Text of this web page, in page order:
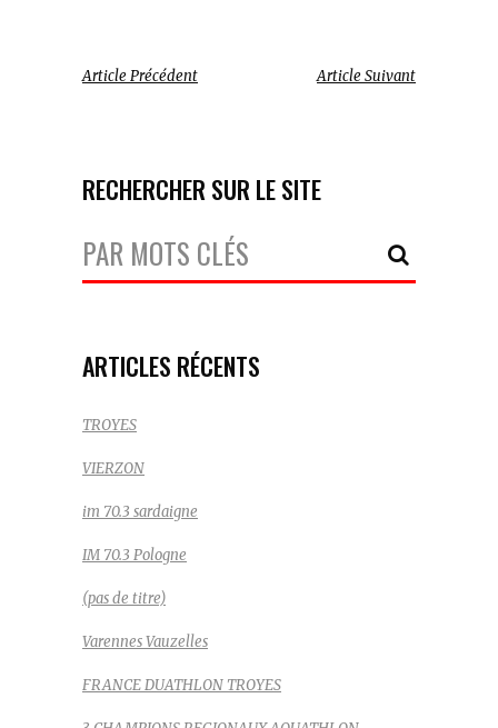
Article Précédent Article Suivant
RECHERCHER SUR LE SITE
Votre
Recherche:
ARTICLES RÉCENTS
TROYES
VIERZON
im 70.3 sardaigne
IM 70.3 Pologne
(pas de titre)
Varennes Vauzelles
FRANCE DUATHLON TROYES